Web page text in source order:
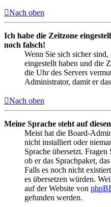
Nach oben
Ich habe die Zeitzone
noch falsch!
Wenn Sie sich sicher
eingestellt haben und die
die Uhr des Servers
Administrator, damit er
Nach oben
Meine Sprache steht auf
Meist hat die Board-
nicht installiert oder
Sprache übersetzt.
ob er das Sprachpaket,
Falls es noch nicht
es übersetzen würden.
auf der Website von
gefunden werden.